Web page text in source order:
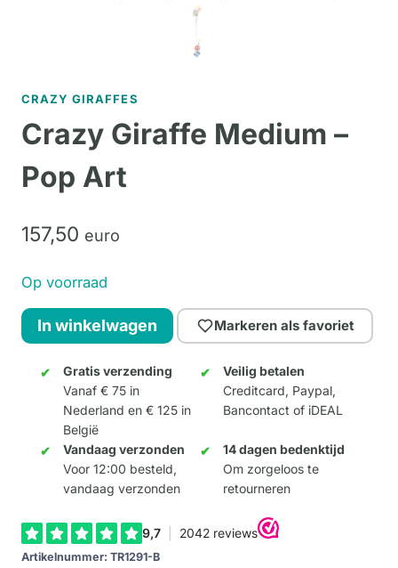
CRAZY GIRAFFES
Crazy Giraffe Medium –
Pop Art
157,50 euro
Op voorraad
Crazy
Giraffe
Medium
aantal
In winkelwagen Markeren als favoriet
Gratis verzending
Vanaf € 75 in
Nederland en € 125 in
België
Veilig betalen
Creditcard, Paypal,
Bancontact of iDEAL
Vandaag verzonden
Voor 12:00 besteld,
vandaag verzonden
14 dagen bedenktijd
Om zorgeloos te
retourneren
Artikelnummer: TR1291-B